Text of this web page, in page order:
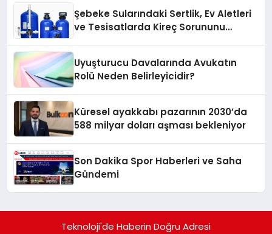
Şebeke Sularındaki Sertlik, Ev Aletleri
ve Tesisatlarda Kireç Sorununu
Uyuşturucu Davalarında Avukatın
Rolü Neden Belirleyicidir?
Küresel ayakkabı pazarının 2030’da
588 milyar doları aşması bekleniyor
Son Dakika Spor Haberleri ve Saha
Gündemi
Teknoloji'de Haberin Doğru Adresi